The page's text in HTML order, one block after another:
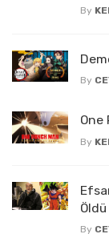
By
By
One
By
Öldü
By